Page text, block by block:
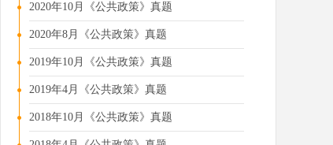
2020年10月《公共政策》真题
2020年8月《公共政策》真题
2019年10月《公共政策》真题
2019年4月《公共政策》真题
2018年10月《公共政策》真题